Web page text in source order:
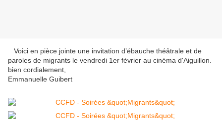
Voici en pièce jointe une invitation d’ébauche théâtrale et de
paroles de migrants le vendredi 1er février au cinéma d'Aiguillon.
bien cordialement,
Emmanuelle Guibert